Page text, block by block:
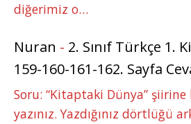
diğerimiz o…
Nuran - 2. Sınıf Türkçe 1.
159-160-161-162. Sayfa
Soru: “Kitaptaki Dünya”
yazınız. Yazdığınız dörtlüğü